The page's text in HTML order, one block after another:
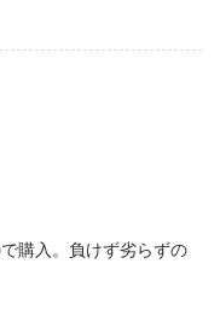
購入。負けず劣らずの